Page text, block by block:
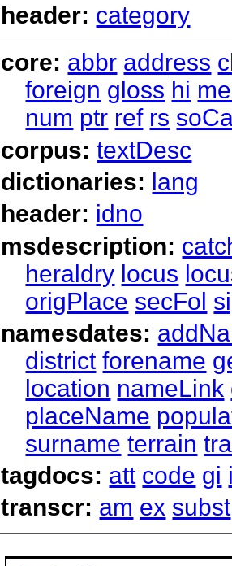
header: category
core: abbr address
foreign gloss hi
num ptr ref rs
corpus:textDesc
dictionaries: lang
header: idno
msdescription:
heraldry locus
origPlace secFol
namesdates:
district forename
location nameLink
placeName
surname terrain
tagdocs: att code gi
transcr: am ex subst